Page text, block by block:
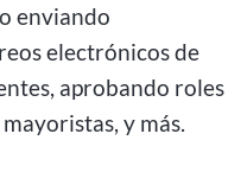
enviando
electrónicos de
aprobando roles
y más.